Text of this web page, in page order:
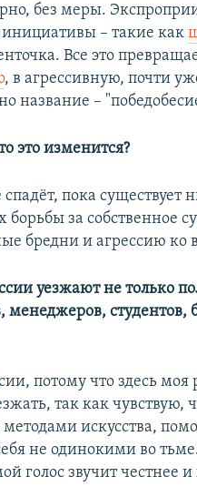
без меры.
– такие как
Все это
, в агрессивную, почти
название –
это изменится?
спадёт, пока
борьбы за собственное
бредни и агрессию ко
уезжают не только
студентов,
потому что здесь
так как чувствую,
методами искусства,
не одинокими во
голос звучит честнее